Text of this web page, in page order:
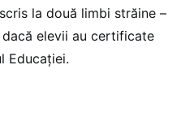
la două limbi străine –
elevii au certificate
Educației.